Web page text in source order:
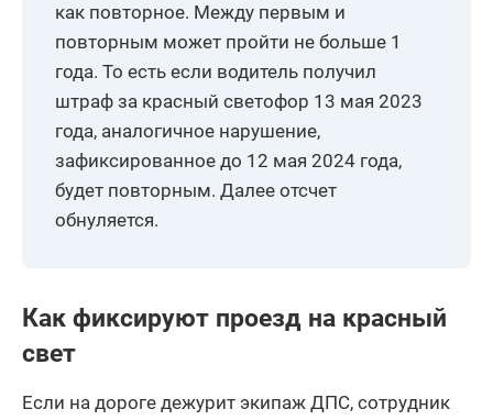
как повторное. Между первым и
повторным может пройти не больше 1
года. То есть если водитель получил
штраф за красный светофор 13 мая 2023
года, аналогичное нарушение,
зафиксированное до 12 мая 2024 года,
будет повторным. Далее отсчет
обнуляется.
Как фиксируют проезд на красный
свет
Если на дороге дежурит экипаж ДПС, сотрудник